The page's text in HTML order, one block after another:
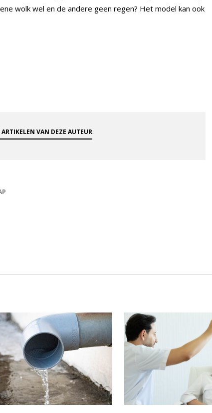
wolk wel en de andere geen regen? Het model kan ook
ARTIKELEN VAN DEZE AUTEUR.